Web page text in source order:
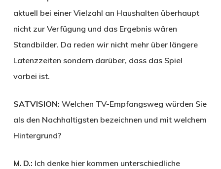
aktuell bei einer Vielzahl an Haushalten überhaupt
nicht zur Verfügung und das Ergebnis wären
Standbilder. Da reden wir nicht mehr über längere
Latenzzeiten sondern darüber, dass das Spiel
vorbei ist.
SATVISION: Welchen TV-Empfangsweg würden Sie
als den Nachhaltigsten bezeichnen und mit welchem
Hintergrund?
M. D.: Ich denke hier kommen unterschiedliche